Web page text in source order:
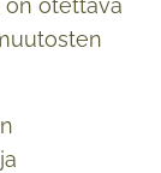
on otettava